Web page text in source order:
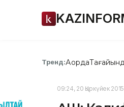
Тренд:Ақорда
09:24, 20 Қыркүйек 2015